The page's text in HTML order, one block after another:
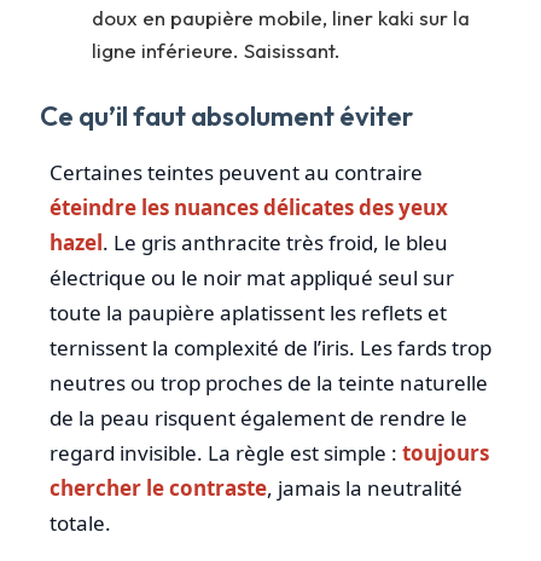
doux en paupière mobile, liner kaki sur la
ligne inférieure. Saisissant.
Ce qu’il faut absolument éviter
Certaines teintes peuvent au contraire
éteindre les nuances délicates des yeux
hazel. Le gris anthracite très froid, le bleu
électrique ou le noir mat appliqué seul sur
toute la paupière aplatissent les reflets et
ternissent la complexité de l’iris. Les fards trop
neutres ou trop proches de la teinte naturelle
de la peau risquent également de rendre le
regard invisible. La règle est simple : toujours
chercher le contraste, jamais la neutralité
totale.